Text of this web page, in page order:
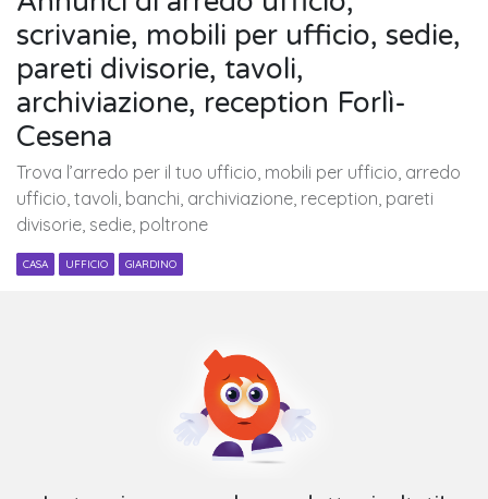
Forlì-Cesena
Cerca
scrivanie, mobili per ufficio, sedie,
pareti divisorie, tavoli,
archiviazione, reception Forlì-
Cesena
Trova l’arredo per il tuo ufficio, mobili per ufficio, arredo
ufficio, tavoli, banchi, archiviazione, reception, pareti
divisorie, sedie, poltrone
CASA UFFICIO GIARDINO